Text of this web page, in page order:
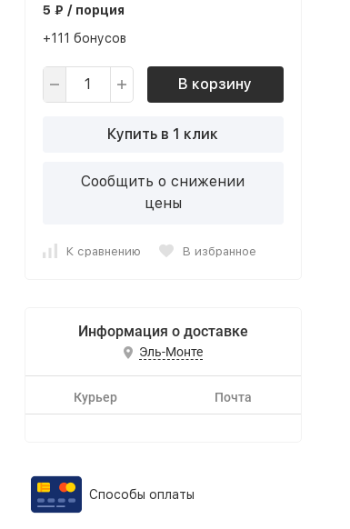
5 ₽ / порция
+111 бонусов
В корзину
Купить в 1 клик
Сообщить о снижении
цены
К сравнению В избранное
Информация о доставке
Эль-Монте
Курьер Почта
Способы оплаты